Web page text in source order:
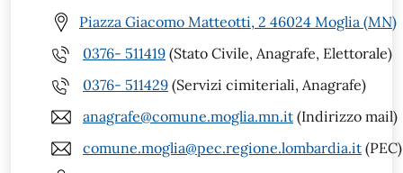
Piazza Giacomo Matteotti, 2 46024 Moglia (MN)
0376- 511419 (Stato Civile, Anagrafe, Elettorale)
0376- 511429 (Servizi cimiteriali, Anagrafe)
anagrafe@comune.moglia.mn.it (Indirizzo mail)
comune.moglia@pec.regione.lombardia.it (PEC)